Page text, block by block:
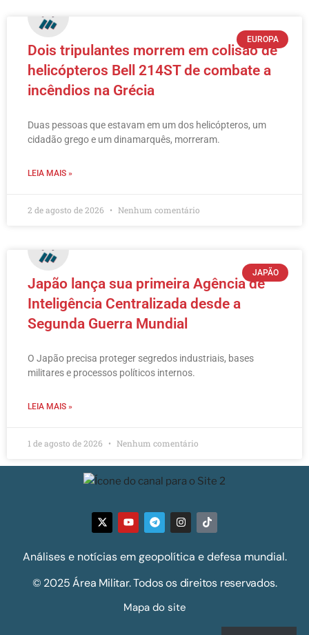
EUROPA
Dois tripulantes morrem em colisão de
helicópteros Bell 214ST de combate a
incêndios na Grécia
Duas pessoas que estavam em um dos helicópteros, um
cidadão grego e um dinamarquês, morreram.
LEIA MAIS »
2 de agosto de 2026 Nenhum comentário
JAPÃO
Japão lança sua primeira Agência de
Inteligência Centralizada desde a
Segunda Guerra Mundial
O Japão precisa proteger segredos industriais, bases
militares e processos políticos internos.
LEIA MAIS »
1 de agosto de 2026 Nenhum comentário
Análises e notícias em geopolítica e defesa mundial.
© 2025 Área Militar. Todos os direitos reservados.
Mapa do site